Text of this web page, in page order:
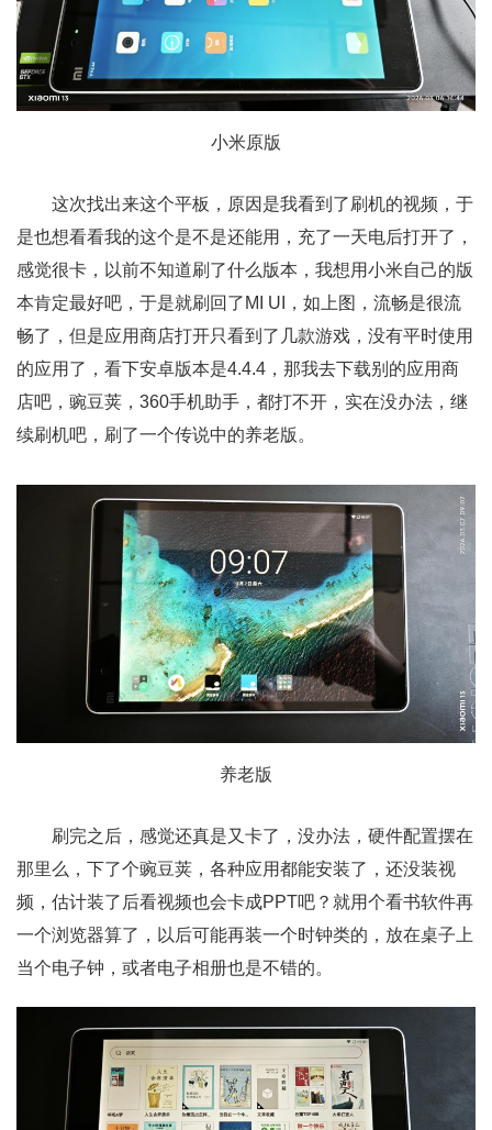
小米原版
这次找出来这个平板，原因是我看到了刷机的视频，于
是也想看看我的这个是不是还能用，充了一天电后打开了，
感觉很卡，以前不知道刷了什么版本，我想用小米自己的版
本肯定最好吧，于是就刷回了MI UI，如上图，流畅是很流
畅了，但是应用商店打开只看到了几款游戏，没有平时使用
的应用了，看下安卓版本是4.4.4，那我去下载别的应用商
店吧，豌豆荚，360手机助手，都打不开，实在没办法，继
续刷机吧，刷了一个传说中的养老版。
养老版
刷完之后，感觉还真是又卡了，没办法，硬件配置摆在
那里么，下了个豌豆荚，各种应用都能安装了，还没装视
频，估计装了后看视频也会卡成PPT吧？就用个看书软件再
一个浏览器算了，以后可能再装一个时钟类的，放在桌子上
当个电子钟，或者电子相册也是不错的。